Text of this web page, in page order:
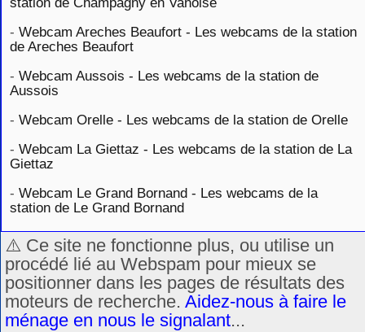
- Webcam Areches Beaufort - Les webcams de la station
de Areches Beaufort
- Webcam Aussois - Les webcams de la station de
Aussois
- Webcam Orelle - Les webcams de la station de Orelle
- Webcam La Giettaz - Les webcams de la station de La
Giettaz
- Webcam Le Grand Bornand - Les webcams de la
station de Le Grand Bornand
⚠️ Ce site ne fonctionne plus, ou utilise un
procédé lié au Webspam pour mieux se
positionner dans les pages de résultats des
moteurs de recherche. Aidez-nous à faire le
ménage en nous le signalant...